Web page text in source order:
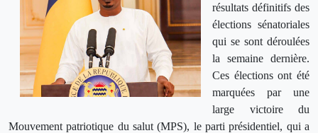
résultats définitifs des
élections sénatoriales
qui se sont déroulées
la semaine dernière.
Ces élections ont été
marquées par une
large victoire du
Mouvement patriotique du salut (MPS), le parti présidentiel, qui a